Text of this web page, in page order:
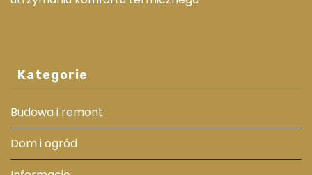
Kategorie
Budowa i remont
Dom i ogród